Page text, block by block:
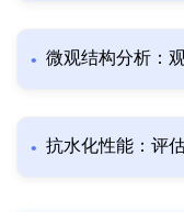
微观结构分析：
抗水化性能：评